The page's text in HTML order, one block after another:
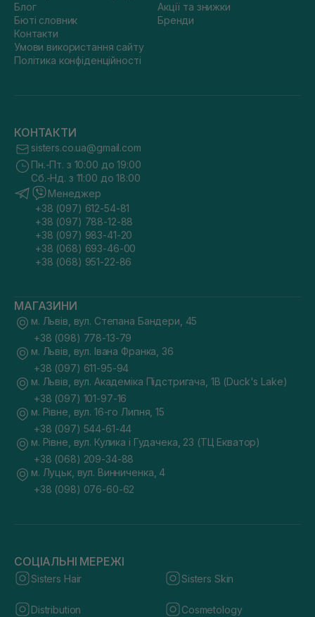
Блог
Бюті словник
Контакти
Умови використання сайту
Політика конфіденційності
Акції та знижки
Бренди
КОНТАКТИ
sisters.co.ua@gmail.com
Пн.-Пт. з 10:00 до 19:00
Сб.-Нд. з 11:00 до 18:00
Менеджер
+38 (097) 612-54-81
+38 (097) 788-12-88
+38 (097) 983-41-20
+38 (068) 693-46-00
+38 (068) 951-22-86
МАГАЗИНИ
м. Львів, вул. Степана Бандери, 45
+38 (098) 778-13-79
м. Львів, вул. Івана Франка, 36
+38 (097) 611-95-94
м. Львів, вул. Академіка Підстригача, 1В (Duck's Lake)
+38 (097) 101-97-16
м. Рівне, вул. 16-го Липня, 15
+38 (097) 544-61-44
м. Рівне, вул. Кулика і Гудачека, 23 (ТЦ Екватор)
+38 (068) 209-34-88
м. Луцьк, вул. Винниченка, 4
+38 (098) 076-60-62
СОЦІАЛЬНІ МЕРЕЖІ
Sisters Hair Sisters Skin
Distribution Cosmetology